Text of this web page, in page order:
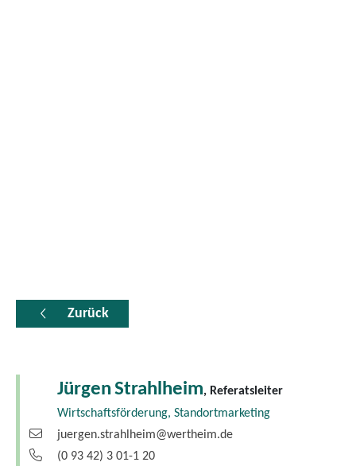
Zurück
JürgenStrahlheim, Referatsleiter
Wirtschaftsförderung, Standortmarketing
juergen.strahlheim@wertheim.de
(0 93 42) 3 01-1 20